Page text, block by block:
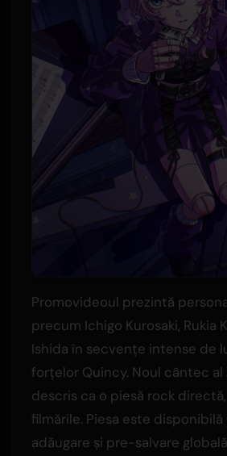
Promovideoul prezintă
precum Ichigo Kurosaki, Rukia
Ishida în secvențe intense de
forțelor Quincy. Noul cântec al
descris ca o piesă rock
filmările. Piesa este
adăugare și pre-salvare